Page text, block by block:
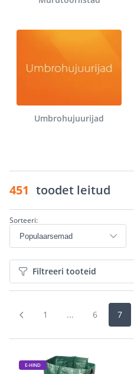
Umbrohujuurijad
451 toodet leitud
Sorteeri:
Filtreeri tooteid
1 ... 6 7
E-HIND